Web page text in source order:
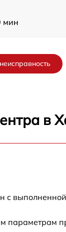
мин
мин
в
параметрам